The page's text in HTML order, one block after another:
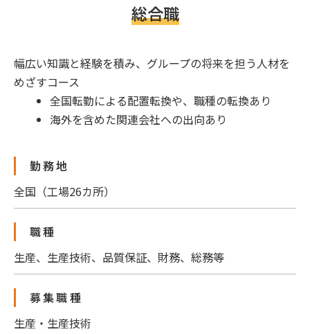
総合職
幅広い知識と経験を積み、グループの将来を担う人材を
めざすコース
全国転勤による配置転換や、職種の転換あり
海外を含めた関連会社への出向あり
勤務地
全国（工場26カ所）
職種
生産、生産技術、品質保証、財務、総務等
募集職種
生産・生産技術